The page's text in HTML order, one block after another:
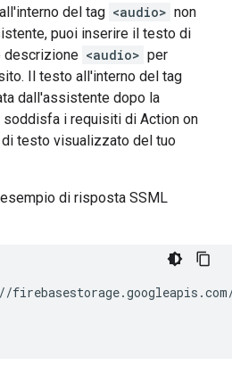
del tag <audio> non
puoi inserire il testo di
descrizione <audio> per
Il testo all'interno del tag
dall'assistente dopo la
i requisiti di Action on
testo visualizzato del tuo
di risposta SSML